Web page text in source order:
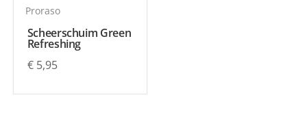
Proraso
Scheerschuim Green
Refreshing
€5,95